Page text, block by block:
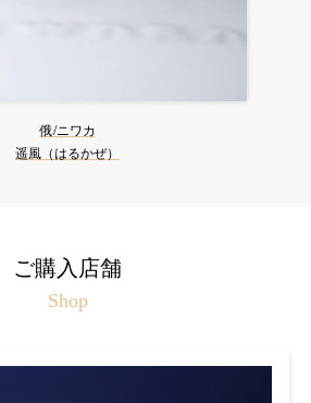
俄/ニワカ
遥風（はるかぜ）
ご購入店舗
Shop